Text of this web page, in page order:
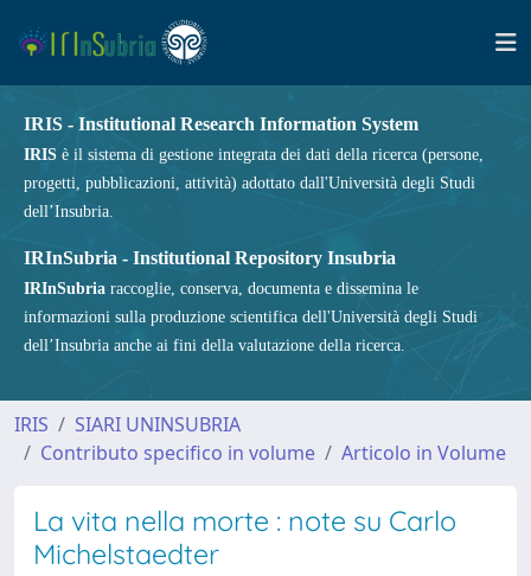
IRIS - Institutional Research Information System
IRIS è il sistema di gestione integrata dei dati della ricerca (persone,
progetti, pubblicazioni, attività) adottato dall'Università degli Studi
dell’Insubria.
IRInSubria - Institutional Repository Insubria
IRInSubria raccoglie, conserva, documenta e dissemina le
informazioni sulla produzione scientifica dell'Università degli Studi
dell’Insubria anche ai fini della valutazione della ricerca.
IRIS
SIARI UNINSUBRIA
Contributo specifico in volume
Articolo in Volume
La vita nella morte : note su Carlo
Michelstaedter